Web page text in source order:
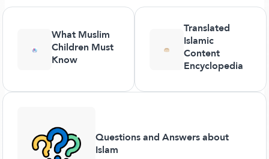
What Muslim
Children Must
Know
Translated
Islamic
Content
Encyclopedia
Questions and Answers about
Islam